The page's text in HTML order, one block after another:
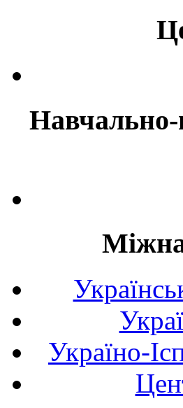
Навчально-
Україно-